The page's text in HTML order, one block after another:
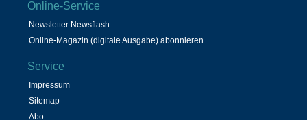
Online-Service
Newsletter Newsflash
Online-Magazin (digitale Ausgabe) abonnieren
Service
Impressum
Sitemap
Abo